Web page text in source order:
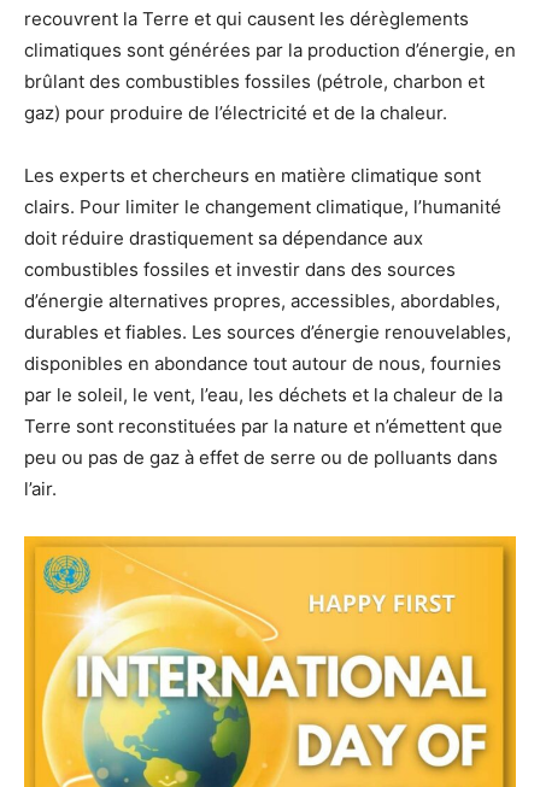
recouvrent la Terre et qui causent les dérèglements
climatiques sont générées par la production d’énergie, en
brûlant des combustibles fossiles (pétrole, charbon et
gaz) pour produire de l’électricité et de la chaleur.
Les experts et chercheurs en matière climatique sont
clairs. Pour limiter le changement climatique, l’humanité
doit réduire drastiquement sa dépendance aux
combustibles fossiles et investir dans des sources
d’énergie alternatives propres, accessibles, abordables,
durables et fiables. Les sources d’énergie renouvelables,
disponibles en abondance tout autour de nous, fournies
par le soleil, le vent, l’eau, les déchets et la chaleur de la
Terre sont reconstituées par la nature et n’émettent que
peu ou pas de gaz à effet de serre ou de polluants dans
l’air.